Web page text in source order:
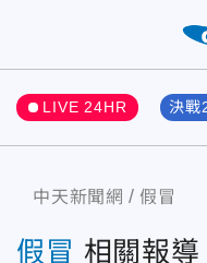
LIVE 24HR 決戰
中天新聞網 假冒
假冒 相關報導